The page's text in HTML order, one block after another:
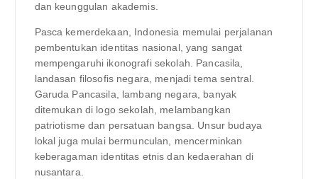
dan keunggulan akademis.
Pasca kemerdekaan, Indonesia memulai perjalanan
pembentukan identitas nasional, yang sangat
mempengaruhi ikonografi sekolah. Pancasila,
landasan filosofis negara, menjadi tema sentral.
Garuda Pancasila, lambang negara, banyak
ditemukan di logo sekolah, melambangkan
patriotisme dan persatuan bangsa. Unsur budaya
lokal juga mulai bermunculan, mencerminkan
keberagaman identitas etnis dan kedaerahan di
nusantara.